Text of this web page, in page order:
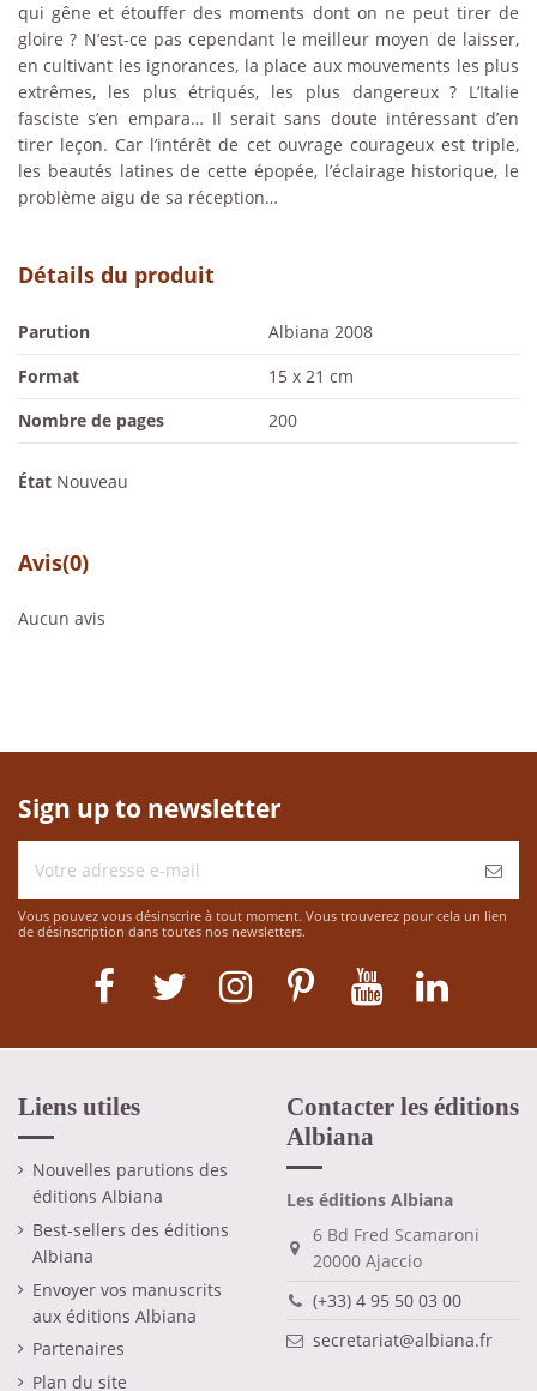
qui gêne et étouffer des moments dont on ne peut tirer de
gloire ? N’est-ce pas cependant le meilleur moyen de laisser,
en cultivant les ignorances, la place aux mouvements les plus
extrêmes, les plus étriqués, les plus dangereux ? L’Italie
fasciste s’en empara… Il serait sans doute intéressant d’en
tirer leçon. Car l’intérêt de cet ouvrage courageux est triple,
les beautés latines de cette épopée, l’éclairage historique, le
problème aigu de sa réception…
Détails du produit
Parution
Albiana 2008
Format
15 x 21 cm
Nombre de pages
200
État Nouveau
Avis(0)
Aucun avis
Sign up to newsletter
Vous pouvez vous désinscrire à tout moment. Vous trouverez pour cela un lien
de désinscription dans toutes nos newsletters.
Liens utiles
Nouvelles parutions des
éditions Albiana
Best-sellers des éditions
Albiana
Envoyer vos manuscrits
aux éditions Albiana
Partenaires
Plan du site
Contacter les éditions
Albiana
Les éditions Albiana
6 Bd Fred Scamaroni
20000 Ajaccio
(+33) 4 95 50 03 00
secretariat@albiana.fr